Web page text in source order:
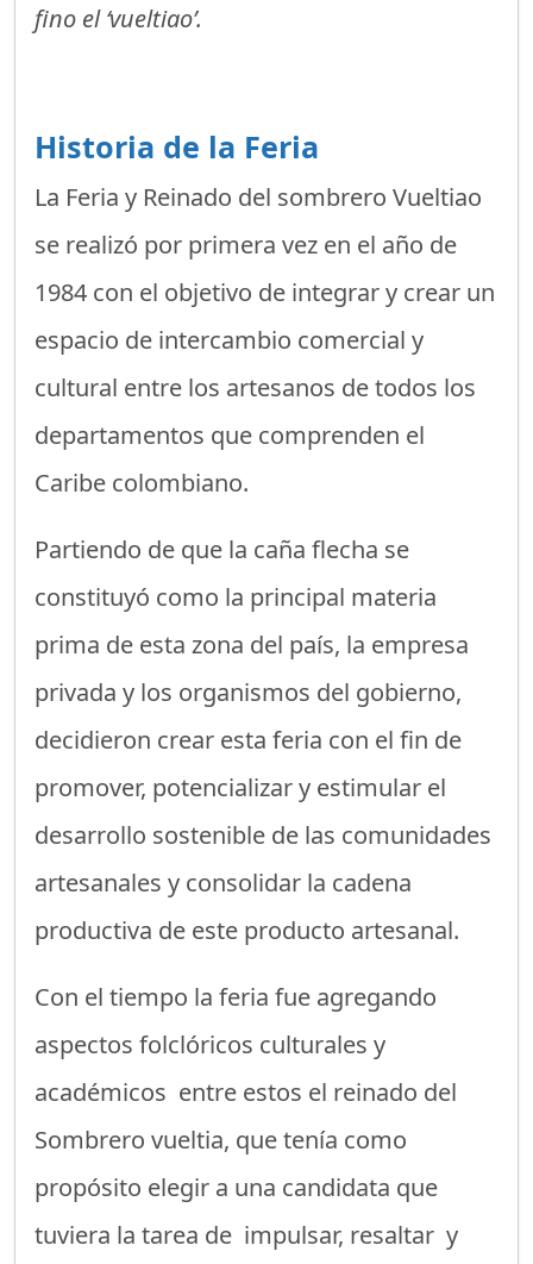
fino el ‘vueltiao’.
Historia de la Feria
La Feria y Reinado del sombrero Vueltiao
se realizó por primera vez en el año de
1984 con el objetivo de integrar y crear un
espacio de intercambio comercial y
cultural entre los artesanos de todos los
departamentos que comprenden el
Caribe colombiano.
Partiendo de que la caña flecha se
constituyó como la principal materia
prima de esta zona del país, la empresa
privada y los organismos del gobierno,
decidieron crear esta feria con el fin de
promover, potencializar y estimular el
desarrollo sostenible de las comunidades
artesanales y consolidar la cadena
productiva de este producto artesanal.
Con el tiempo la feria fue agregando
aspectos folclóricos culturales y
académicos entre estos el reinado del
Sombrero vueltia, que tenía como
propósito elegir a una candidata que
tuviera la tarea de impulsar, resaltar y